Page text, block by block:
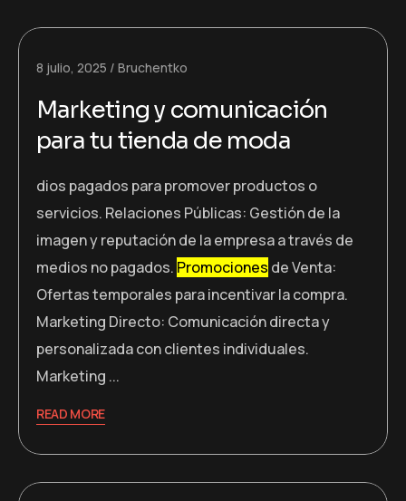
8 julio, 2025 Bruchentko
Marketing y comunicación
para tu tienda de moda
dios pagados para promover productos o
servicios. Relaciones Públicas: Gestión de la
imagen y reputación de la empresa a través de
medios no pagados. Promociones de Venta:
Ofertas temporales para incentivar la compra.
Marketing Directo: Comunicación directa y
personalizada con clientes individuales.
Marketing ...
READ MORE